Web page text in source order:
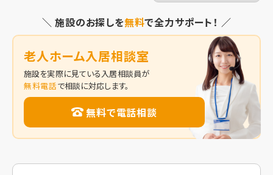
＼ 施設のお探しを無料で全力サポート！ ／
老人ホーム入居相談室
施設を実際に見ている入居相談員が
無料電話で相談に対応します。
無料で電話相談